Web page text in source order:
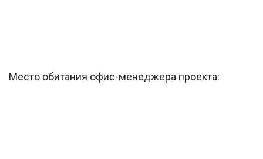
Место обитания офис-менеджера проекта: